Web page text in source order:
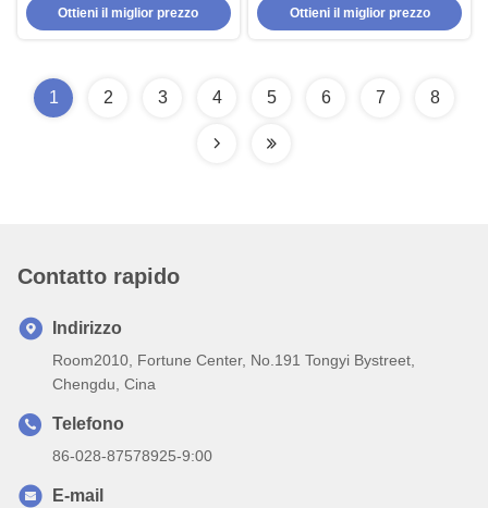
200%, resistenza alla rottura e
legame metallico
Ottieni il miglior prezzo
del 300% e modulo del 100% di
5,0 Mpa
Ottieni il miglior prezzo
1 2 3 4 5 6 7 8
Contatto rapido
Indirizzo
Room2010, Fortune Center, No.191 Tongyi Bystreet,
Chengdu, Cina
Telefono
86-028-87578925-9:00
E-mail